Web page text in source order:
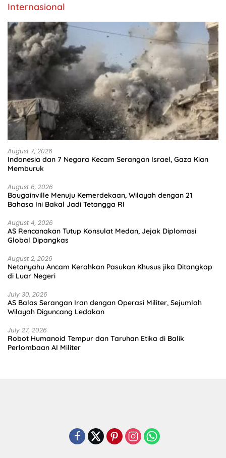
Internasional
August 7, 2026
Indonesia dan 7 Negara Kecam Serangan Israel, Gaza Kian
Memburuk
August 6, 2026
Bougainville Menuju Kemerdekaan, Wilayah dengan 21
Bahasa Ini Bakal Jadi Tetangga RI
August 4, 2026
AS Rencanakan Tutup Konsulat Medan, Jejak Diplomasi
Global Dipangkas
August 2, 2026
Netanyahu Ancam Kerahkan Pasukan Khusus jika Ditangkap
di Luar Negeri
July 30, 2026
AS Balas Serangan Iran dengan Operasi Militer, Sejumlah
Wilayah Diguncang Ledakan
July 27, 2026
Robot Humanoid Tempur dan Taruhan Etika di Balik
Perlombaan AI Militer